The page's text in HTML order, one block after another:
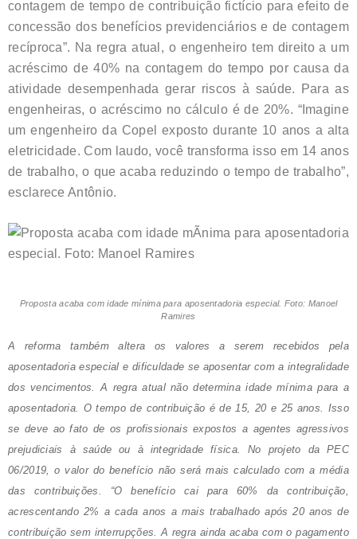
contagem de tempo de contribuição fictício para efeito de
concessão dos benefícios previdenciários e de contagem
recíproca”. Na regra atual, o engenheiro tem direito a um
acréscimo de 40% na contagem do tempo por causa da
atividade desempenhada gerar riscos à saúde. Para as
engenheiras, o acréscimo no cálculo é de 20%. “Imagine
um engenheiro da Copel exposto durante 10 anos a alta
eletricidade. Com laudo, você transforma isso em 14 anos
de trabalho, o que acaba reduzindo o tempo de trabalho”,
esclarece Antônio.
Proposta acaba com idade mínima para aposentadoria especial. Foto: Manoel
Ramires
A reforma também altera os valores a serem recebidos pela
aposentadoria especial e dificuldade se aposentar com a integralidade
dos vencimentos. A regra atual não determina idade mínima para a
aposentadoria. O tempo de contribuição é de 15, 20 e 25 anos. Isso
se deve ao fato de os profissionais expostos a agentes agressivos
prejudiciais à saúde ou à integridade física. No projeto da PEC
06/2019, o valor do benefício não será mais calculado com a média
das contribuições. “O benefício cai para 60% da contribuição,
acrescentando 2% a cada anos a mais trabalhado após 20 anos de
contribuição sem interrupções. A regra ainda acaba com o pagamento